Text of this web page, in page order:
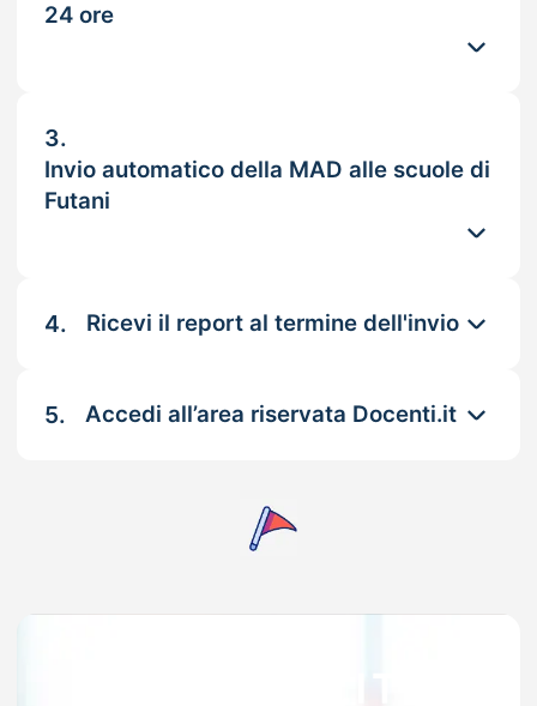
24 ore
3.
Invio automatico della MAD alle scuole di
Futani
4. Ricevi il report al termine dell'invio
5. Accedi all’area riservata Docenti.it